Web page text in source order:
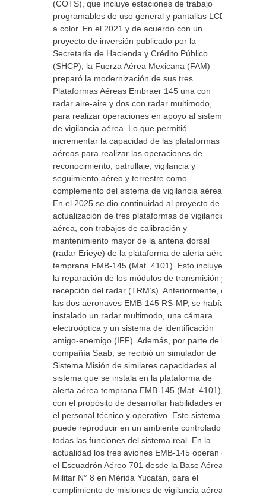
(COTS), que incluye estaciones de trabajo
programables de uso general y pantallas LCD
a color. En el 2021 y de acuerdo con un
proyecto de inversión publicado por la
Secretaría de Hacienda y Crédito Público
(SHCP), la Fuerza Aérea Mexicana (FAM)
preparó la modernización de sus tres
Plataformas Aéreas Embraer 145 una con
radar aire-aire y dos con radar multimodo,
para realizar operaciones en apoyo al sistema
de vigilancia aérea. Lo que permitió
incrementar la capacidad de las plataformas
aéreas para realizar las operaciones de
reconocimiento, patrullaje, vigilancia y
seguimiento aéreo y terrestre como
complemento del sistema de vigilancia aérea.
En el 2025 se dio continuidad al proyecto de
actualización de tres plataformas de vigilancia
aérea, con trabajos de calibración y
mantenimiento mayor de la antena dorsal
(radar Erieye) de la plataforma de alerta aérea
temprana EMB-145 (Mat. 4101). Esto incluye
la reparación de los módulos de transmisión y
recepción del radar (TRM’s). Anteriormente, en
las dos aeronaves EMB-145 RS-MP, se había
instalado un radar multimodo, una cámara
electroóptica y un sistema de identificación
amigo-enemigo (IFF). Además, por parte de la
compañía Saab, se recibió un simulador de
Sistema Misión de similares capacidades al
sistema que se instala en la plataforma de
alerta aérea temprana EMB-145 (Mat. 4101),
con el propósito de desarrollar habilidades en
el personal técnico y operativo. Este sistema
puede reproducir en un ambiente controlado
todas las funciones del sistema real. En la
actualidad los tres aviones EMB-145 operan en
el Escuadrón Aéreo 701 desde la Base Aérea
Militar N° 8 en Mérida Yucatán, para el
cumplimiento de misiones de vigilancia aérea e